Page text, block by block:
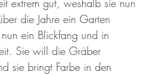
2021 Hildegard von Bingen
extrem gut, weshalb sie nun
die Jahre ein Garten
ein Blickfang und in
Sie will die Gräber
sie bringt Farbe in den